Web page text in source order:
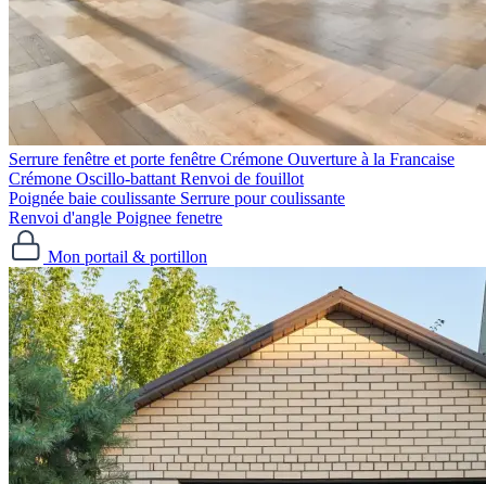
Serrure fenêtre et porte fenêtre
Crémone Ouverture à la Francaise
Crémone Oscillo-battant Renvoi de fouillot
Poignée baie coulissante Serrure pour coulissante
Renvoi d'angle Poignee fenetre
Mon portail & portillon